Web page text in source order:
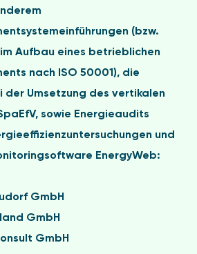
(bzw.
Aufbau eines betrieblichen
nach ISO 50001), die
der Umsetzung des vertikalen
sowie Energieaudits
und
EnergyWeb:
GmbH
GmbH
GmbH